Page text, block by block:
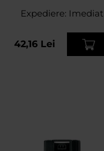
Expediere: Imediat
42,16 Lei